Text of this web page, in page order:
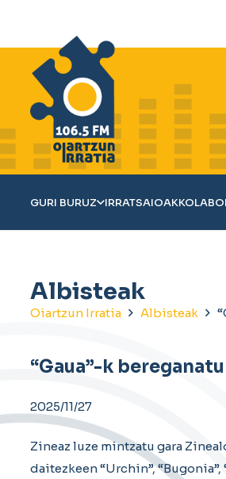
GURI BURUZ IRRATSAIOAK
Albisteak
Oiartzun Irratia Albisteak
“Gaua”-k
2025/11/27
Zineaz luze mintzatu gara
daitezkeen “Urchin”,